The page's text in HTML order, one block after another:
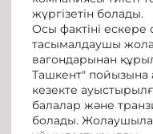
жүргізетін болады.
Осы фактіні
тасымалдаушы
вагондарынан
Ташкент" пойызына
кезекте
балалар және
болады.